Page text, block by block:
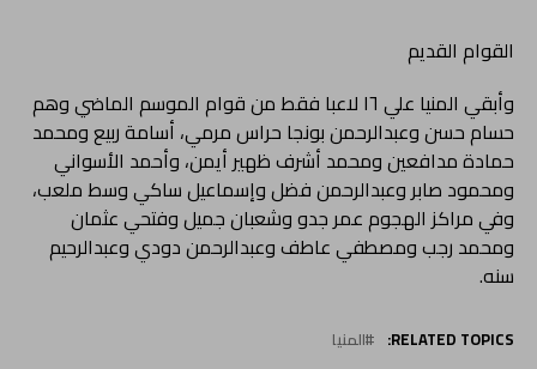
القوام القديم
وأبقي المنيا علي ١٦ لاعبا فقط من قوام الموسم الماضي وهم
حسام حسن وعبدالرحمن بونجا حراس مرمي، أسامة ربيع ومحمد
حمادة مدافعين ومحمد أشرف ظهير أيمن، وأحمد الأسواني
ومحمود صابر وعبدالرحمن فضل وإسماعيل ساكي وسط ملعب،
وفي مراكز الهجوم عمر جدو وشعبان جميل وفتحي عثمان
ومحمد رجب ومصطفي عاطف وعبدالرحمن دودي وعبدالرحيم
سنه.
RELATED TOPICS: المنيا